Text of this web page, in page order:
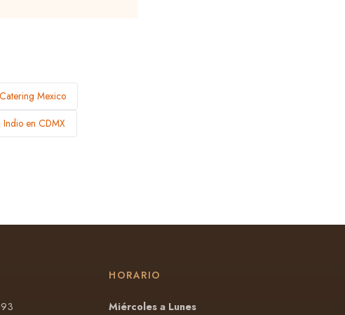
Mexico
Indio en CDMX
HORARIO
Miércoles a Lunes